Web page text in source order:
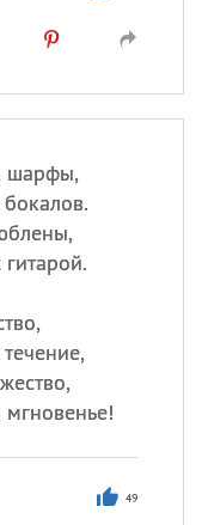
шарфы,
мгновенье!
49
значение